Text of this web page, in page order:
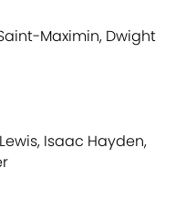
Maximin, Dwight
Isaac Hayden,